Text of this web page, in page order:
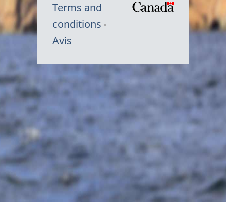
Terms and
conditions
Avis
Symbole
Canada